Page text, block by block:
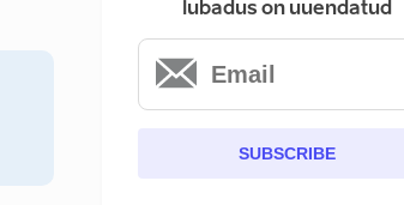
lubadus on uuendatud
SUBSCRIBE